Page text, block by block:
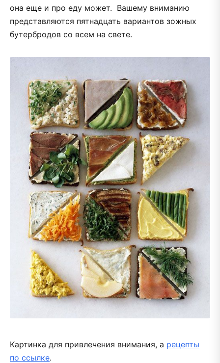
она еще и про еду может. Вашему вниманию
представляются пятнадцать вариантов зожных
бутербродов со всем на свете.
Картинка для привлечения внимания, а рецепты
по ссылке.